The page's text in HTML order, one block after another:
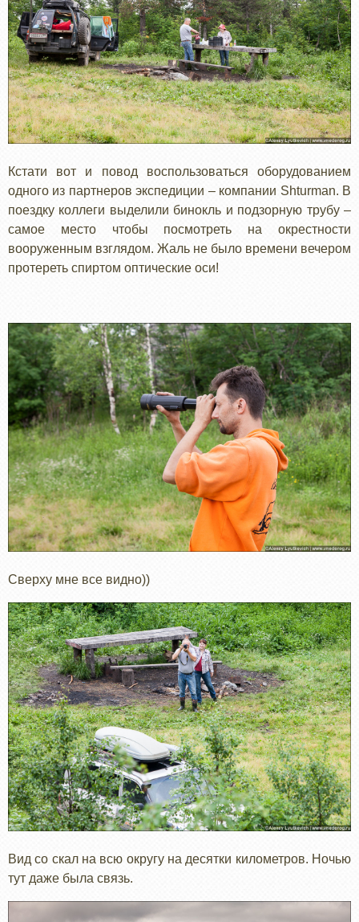
Кстати вот и повод воспользоваться оборудованием
одного из партнеров экспедиции – компании Shturman. В
поездку коллеги выделили бинокль и подзорную трубу –
самое место чтобы посмотреть на окрестности
вооруженным взглядом. Жаль не было времени вечером
протереть спиртом оптические оси!
Сверху мне все видно))
Вид со скал на всю округу на десятки километров. Ночью
тут даже была связь.